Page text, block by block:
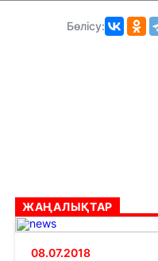
Бөлісу:
ЖАҢАЛЫҚТАР
08.07.2018